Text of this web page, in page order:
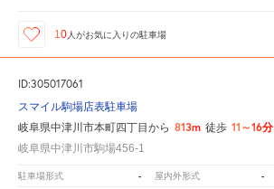
10人がお気に入りの駐車場
ID:305017061
スマイル駒場店表駐車場
岐阜県中津川市本町四丁目から 813m 徒歩 11～16分
岐阜県中津川市駒場456-1
駐車場形式 - 屋内外形式 -